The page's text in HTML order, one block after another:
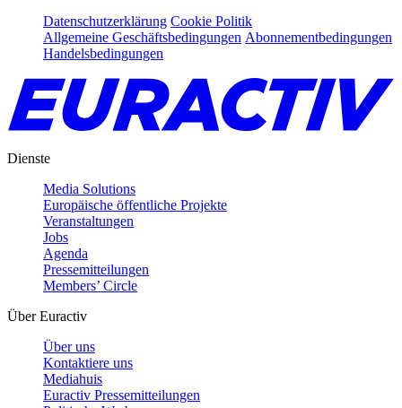
Datenschutzerklärung Cookie Politik
Allgemeine Geschäftsbedingungen Abonnementbedingungen
Handelsbedingungen
Dienste
Media Solutions
Europäische öffentliche Projekte
Veranstaltungen
Jobs
Agenda
Pressemitteilungen
Members’ Circle
Über Euractiv
Über uns
Kontaktiere uns
Mediahuis
Euractiv Pressemitteilungen